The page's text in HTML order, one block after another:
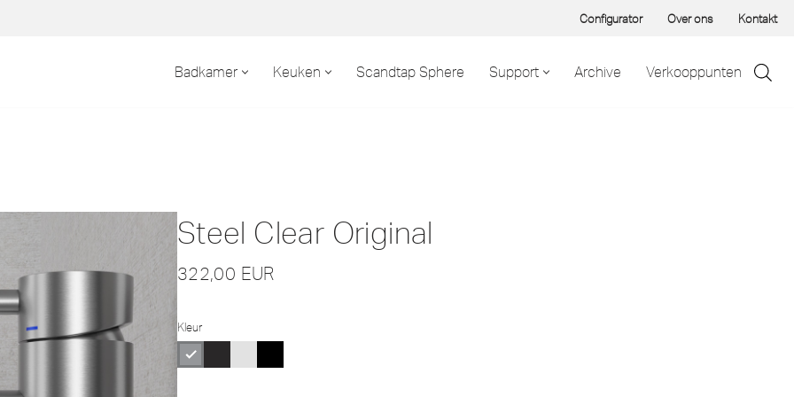
Configurator Over ons Kontakt
Badkamer Keuken Scandtap Sphere Support Archive Verkooppunten
Steel Clear Original
322,00 EUR
Kleur